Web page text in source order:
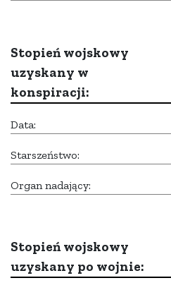
Stopień wojskowy
uzyskany w
konspiracji:
Data:
Starszeństwo:
Organ nadający:
Stopień wojskowy
uzyskany po wojnie: